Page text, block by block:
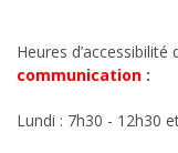
Heures d’accessibilité
communication :
Lundi : 7h30 - 12h30